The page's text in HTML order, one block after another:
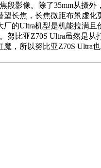
段影像。除了35mm从摄外
望长焦，长焦微距布景虚
的Ultra机型是机能拉满
努比亚Z70S Ultra虽然是
，所以努比亚Z70S Ultra